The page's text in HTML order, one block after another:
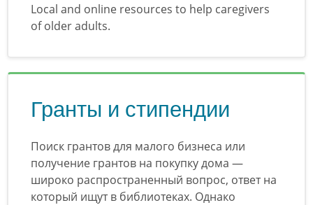
Local and online resources to help caregivers
of older adults.
Гранты и стипендии
Поиск грантов для малого бизнеса или
получение грантов на покупку дома —
широко распространенный вопрос, ответ на
который ищут в библиотеках. Однако